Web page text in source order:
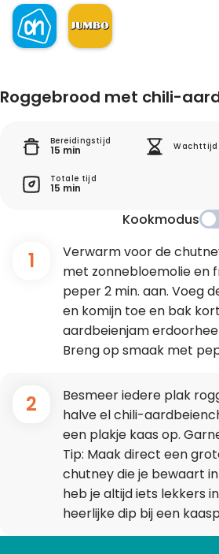
Roggebrood met chili-
Bereidingstijd
15 min Wachttijd
Totale tijd
15 min
Kookmodus
1
Verwarm voor de
met zonnebloemolie en
peper 2 min. aan. Voeg
en komijn toe en bak
aardbeienjam
Breng op smaak met
2
Besmeer iedere plak
halve el chili-
een plakje kaas op.
Tip: Maak direct een
chutney die je bewaart
heb je altijd iets lekkers
heerlijke dip bij een